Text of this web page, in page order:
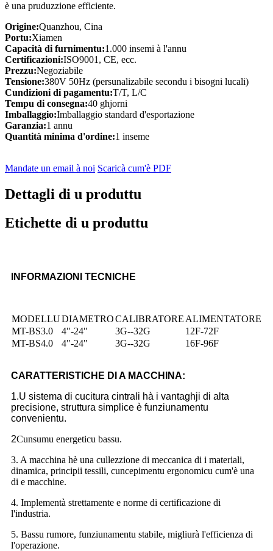
è una pruduzzione efficiente.
Origine:Quanzhou, Cina
Portu:Xiamen
Capacità di furnimentu:1.000 insemi à l'annu
Certificazioni:ISO9001, CE, ecc.
Prezzu:Negoziabile
Tensione:380V 50Hz (persunalizabile secondu i bisogni lucali)
Cundizioni di pagamentu:T/T, L/C
Tempu di consegna:40 ghjorni
Imballaggio:Imballaggio standard d'esportazione
Garanzia:1 annu
Quantità minima d'ordine:1 inseme
Mandate un email à noi Scaricà cum'è PDF
Dettagli di u produttu
Etichette di u produttu
INFORMAZIONI TECNICHE
MODELLUDIAMETROCALIBRATORE ALIMENTATORE
MT-BS3.0
4"-24" 3G--32G
12F-72F
MT-BS4.0
4"-24" 3G--32G 16F-96F
CARATTERISTICHE DI A MACCHINA:
1.U sistema di cucitura cintrali hà i vantaghji di alta
precisione, struttura simplice è funziunamentu
convenientu.
2Cunsumu energeticu bassu.
3. A macchina hè una cullezzione di meccanica di i materiali,
dinamica, principii tessili, cuncepimentu ergonomicu cum'è una
di e macchine.
4. Implementà strettamente e norme di certificazione di
l'industria.
5. Bassu rumore, funziunamentu stabile, migliurà l'efficienza di
l'operazione.